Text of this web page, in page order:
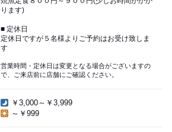
ります)
■ 定休日
定休日ですが５名様よりご予約はお受け致しま
す
営業時間・定休日は変更となる場合がございますの
で、ご来店前に店舗にご確認ください。
￥3,000～￥3,999
～￥999